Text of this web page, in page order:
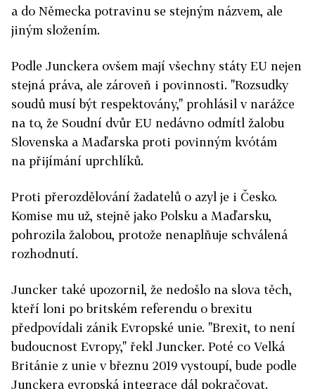
a do Německa potravinu se stejným názvem, ale
jiným složením.
Podle Junckera ovšem mají všechny státy EU nejen
stejná práva, ale zároveň i povinnosti. "Rozsudky
soudů musí být respektovány," prohlásil v narážce
na to, že Soudní dvůr EU nedávno odmítl žalobu
Slovenska a Maďarska proti povinným kvótám
na přijímání uprchlíků.
Proti přerozdělování žadatelů o azyl je i Česko.
Komise mu už, stejně jako Polsku a Maďarsku,
pohrozila žalobou, protože nenaplňuje schválená
rozhodnutí.
Juncker také upozornil, že nedošlo na slova těch,
kteří loni po britském referendu o brexitu
předpovídali zánik Evropské unie. "Brexit, to není
budoucnost Evropy," řekl Juncker. Poté co Velká
Británie z unie v březnu 2019 vystoupí, bude podle
Junckera evropská integrace dál pokračovat.